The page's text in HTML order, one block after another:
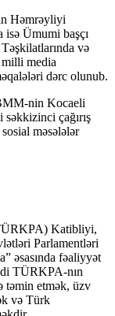
Həmrəyliyi
isə Ümumi başçı
və
media
dərc olunub.
nin Kocaeli
çağırış
məsələlər
Katibliyi,
Parlamentləri
əsasında fəaliyyət
TÜRKPA-nın
təmin etmək, üzv
və Türk